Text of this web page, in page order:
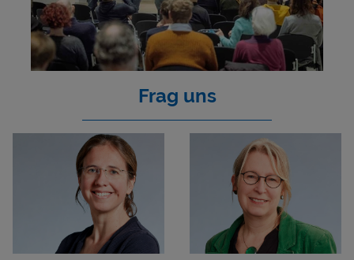
Frag uns